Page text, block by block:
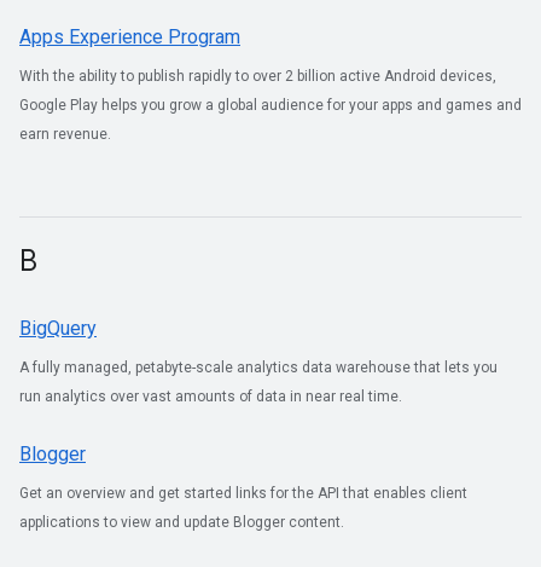
Apps Experience Program
With the ability to publish rapidly to over 2 billion active Android devices,
Google Play helps you grow a global audience for your apps and games and
earn revenue.
B
BigQuery
A fully managed, petabyte-scale analytics data warehouse that lets you
run analytics over vast amounts of data in near real time.
Blogger
Get an overview and get started links for the API that enables client
applications to view and update Blogger content.